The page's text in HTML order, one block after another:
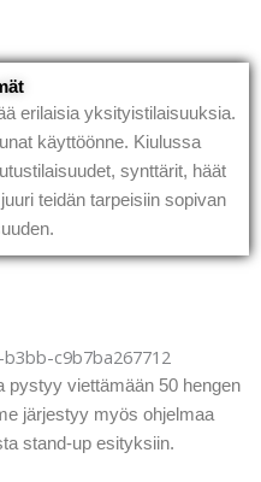
erilaisia yksityistilaisuuksia.
käyttöönne. Kiulussa
synttärit, häät
teidän tarpeisiin sopivan
pystyy viettämään 50 hengen
järjestyy myös ohjelmaa
stand-up esityksiin.